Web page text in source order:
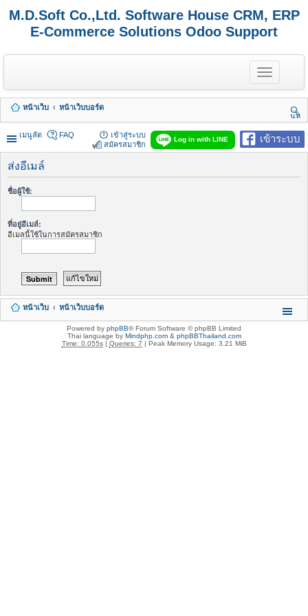
M.D.Soft Co.,Ltd. Software House CRM, ERP
E-Commerce Solutions Odoo Support
T
o
g
e
n
a
v
g
หน้าเว็บ
หน้าเว็บบอร์ด
นห
า
เมนูลัด
เข้าระบบ
Log in with LINE
FAQ
เข้าสู่ระบบ
สมัครสมาชิก
ส่งอีเมล์
ชื่อผู้ใช้:
ที่อยู่อีเมล์:
อีเมลนี้ใช้ในการสมัครสมาชิก
หน้าเว็บ หน้าเว็บบอร์ด
Powered by phpBB® Forum Software © phpBB Limited
Thai language by Mindphp.com& phpBBThailand.com
Time: 0.055s| Queries: 7 | Peak Memory Usage: 3.21 MiB